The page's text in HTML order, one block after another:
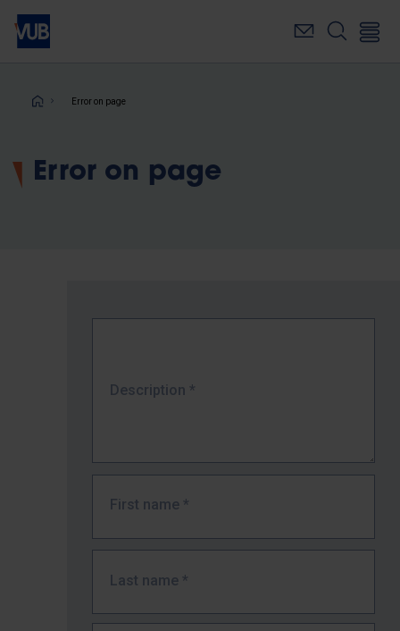
Skip
main
Breadcrumb
Error on page
Error on page
Description *
First name *
Last name *